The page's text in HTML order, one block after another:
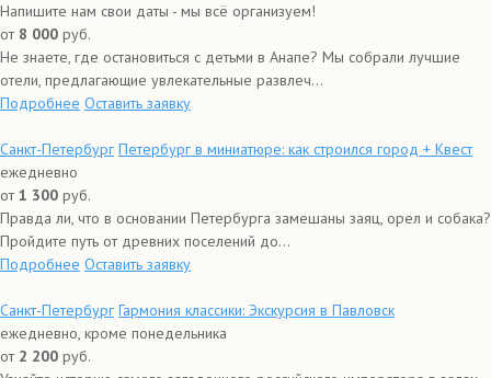
Напишите нам свои даты - мы всё организуем!
от 8 000 руб.
Не знаете, где остановиться с детьми в Анапе? Мы собрали лучшие
отели, предлагающие увлекательные развлеч...
Подробнее Оставить заявку
Санкт-Петербург Петербург в миниатюре: как строился город + Квест
ежедневно
от1 300 руб.
Правда ли, что в основании Петербурга замешаны заяц, орел и собака?
Пройдите путь от древних поселений до...
Подробнее Оставить заявку
Санкт-Петербург Гармония классики: Экскурсия в Павловск
ежедневно, кроме понедельника
от 2 200 руб.